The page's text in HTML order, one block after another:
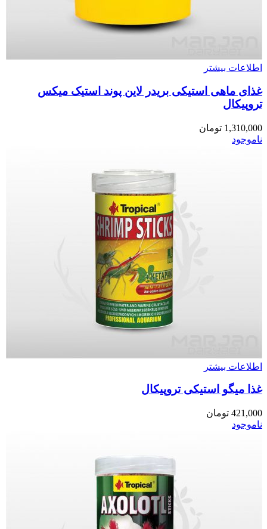
اطلاعات بیشتر
غذای ماهی استیکی بریدر لاین پوند استیک میکس
تروپیکال
1,310,000 تومان
ناموجود
اطلاعات بیشتر
غذا میگو استیکی تروپیکال
421,000 تومان
ناموجود